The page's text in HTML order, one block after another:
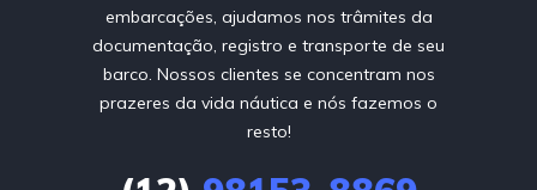
embarcações, ajudamos nos trâmites da
documentação, registro e transporte de seu
barco. Nossos clientes se concentram nos
prazeres da vida náutica e nós fazemos o
resto!